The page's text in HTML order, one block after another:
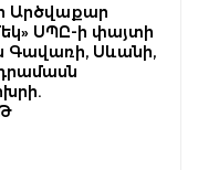
Արծվաքար
ՍՊԸ-ի փայտի
Գավառի, Սևանի,